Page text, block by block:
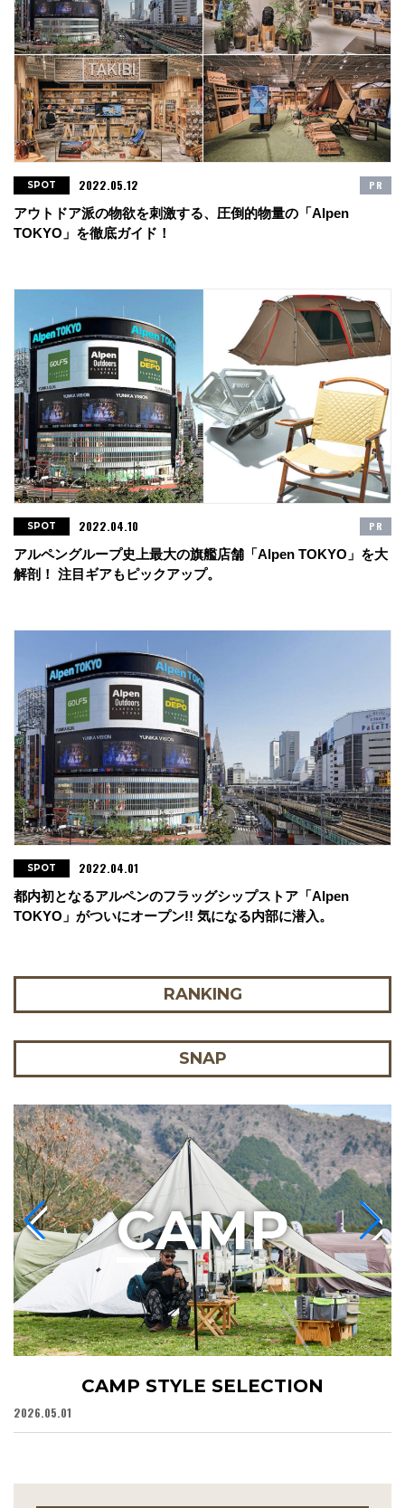
アウトドア派の物欲を刺激する、圧倒的物量の「Alpen
TOKYO」を徹底ガイド！
SPOT 2022.05.12 PR
アルペングループ史上最大の旗艦店舗「Alpen TOKYO」を大
解剖！ 注目ギアもピックアップ。
SPOT 2022.04.10 PR
都内初となるアルペンのフラッグシップストア「Alpen
TOKYO」がついにオープン!! 気になる内部に潜入。
SPOT 2022.04.01
RANKING
SNAP
CAMP STYLE SELECTION
2026.05.01
CAMP